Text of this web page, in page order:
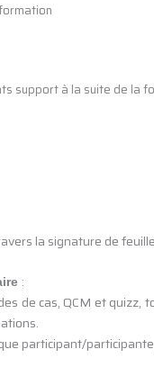
support à la suite de la
la signature de
:
de cas, QCM et quizz,
participant/